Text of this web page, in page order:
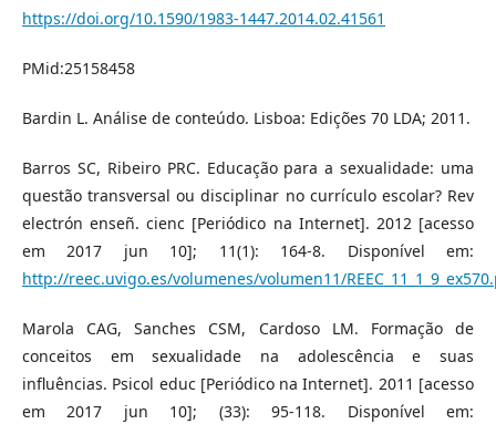
https://doi.org/10.1590/1983-1447.2014.02.41561
PMid:25158458
Bardin L. Análise de conteúdo. Lisboa: Edições 70 LDA; 2011.
Barros SC, Ribeiro PRC. Educação para a sexualidade: uma
questão transversal ou disciplinar no currículo escolar? Rev
electrón enseñ. cienc [Periódico na Internet]. 2012 [acesso
em 2017 jun 10]; 11(1): 164-8. Disponível em:
http://reec.uvigo.es/volumenes/volumen11/
Marola CAG, Sanches CSM, Cardoso LM. Formação de
conceitos em sexualidade na adolescência e suas
influências. Psicol educ [Periódico na Internet]. 2011 [acesso
em 2017 jun 10]; (33): 95-118. Disponível em: